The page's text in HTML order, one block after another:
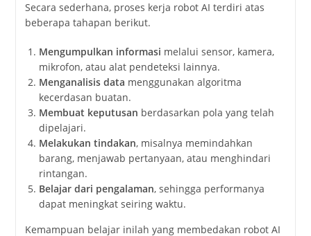
Secara sederhana, proses kerja robot AI terdiri atas
beberapa tahapan berikut.
Mengumpulkan informasi melalui sensor, kamera,
mikrofon, atau alat pendeteksi lainnya.
Menganalisis data menggunakan algoritma
kecerdasan buatan.
Membuat keputusan berdasarkan pola yang telah
dipelajari.
Melakukan tindakan, misalnya memindahkan
barang, menjawab pertanyaan, atau menghindari
rintangan.
Belajar dari pengalaman, sehingga performanya
dapat meningkat seiring waktu.
Kemampuan belajar inilah yang membedakan robot AI